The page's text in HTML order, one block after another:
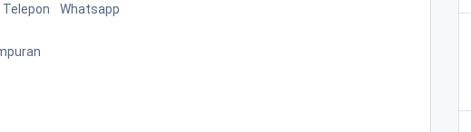
Telepon Whatsapp